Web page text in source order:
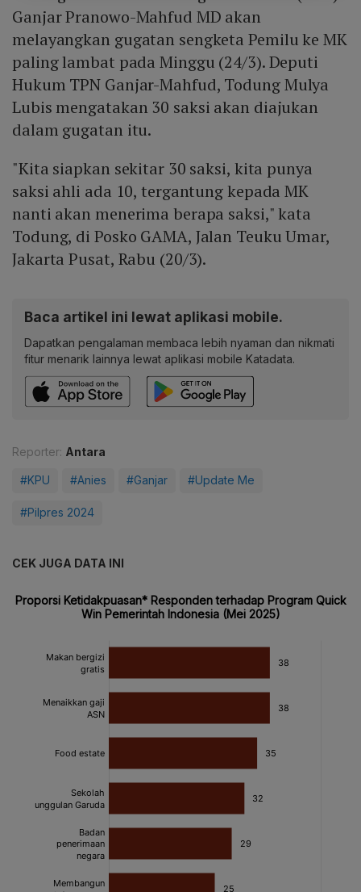
Ganjar Pranowo-Mahfud MD akan
melayangkan gugatan sengketa Pemilu ke MK
paling lambat pada Minggu (24/3). Deputi
Hukum TPN Ganjar-Mahfud, Todung Mulya
Lubis mengatakan 30 saksi akan diajukan
dalam gugatan itu.
"Kita siapkan sekitar 30 saksi, kita punya
saksi ahli ada 10, tergantung kepada MK
nanti akan menerima berapa saksi," kata
Todung, di Posko GAMA, Jalan Teuku Umar,
Jakarta Pusat, Rabu (20/3).
Baca artikel ini lewat aplikasi mobile.
Dapatkan pengalaman membaca lebih nyaman dan nikmati
fitur menarik lainnya lewat aplikasi mobile Katadata.
Reporter: Antara
#KPU #Anies #Ganjar #Update Me
#Pilpres 2024
CEK JUGA DATA INI